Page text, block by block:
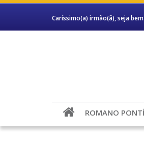
Caríssimo(a) irmão(ã), seja
ROMANO